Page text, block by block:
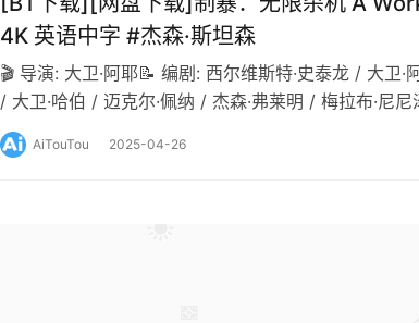
4K 英语中字 #杰森·斯坦森
🎬 导演: 大卫·阿耶📝 编剧: 西尔维斯特·史泰龙 / 大卫·
/ 大卫·哈伯 / 迈克尔·佩纳 / 杰森·弗莱明 / 梅拉布·尼
AiTouTou 2025-04-26